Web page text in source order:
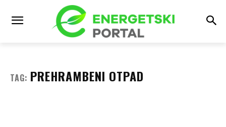
TAG: PREHRAMBENI OTPAD